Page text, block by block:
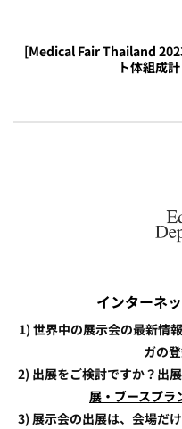
[Medical Fair Thailand
ト体組成
インターネ
1) 世界中の展示会の最新情
ガの
2) 出展をご検討ですか？出
展・ブースプラ
3) 展示会の出展は、会場だ